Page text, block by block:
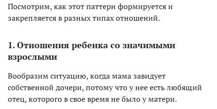
Посмотрим, как этот паттерн формируется и
закрепляется в разных типах отношений.
1. Отношения ребенка со значимыми
взрослыми
Вообразим ситуацию, когда мама завидует
собственной дочери, потому что у нее есть любящий
отец, которого в свое время не было у матери.